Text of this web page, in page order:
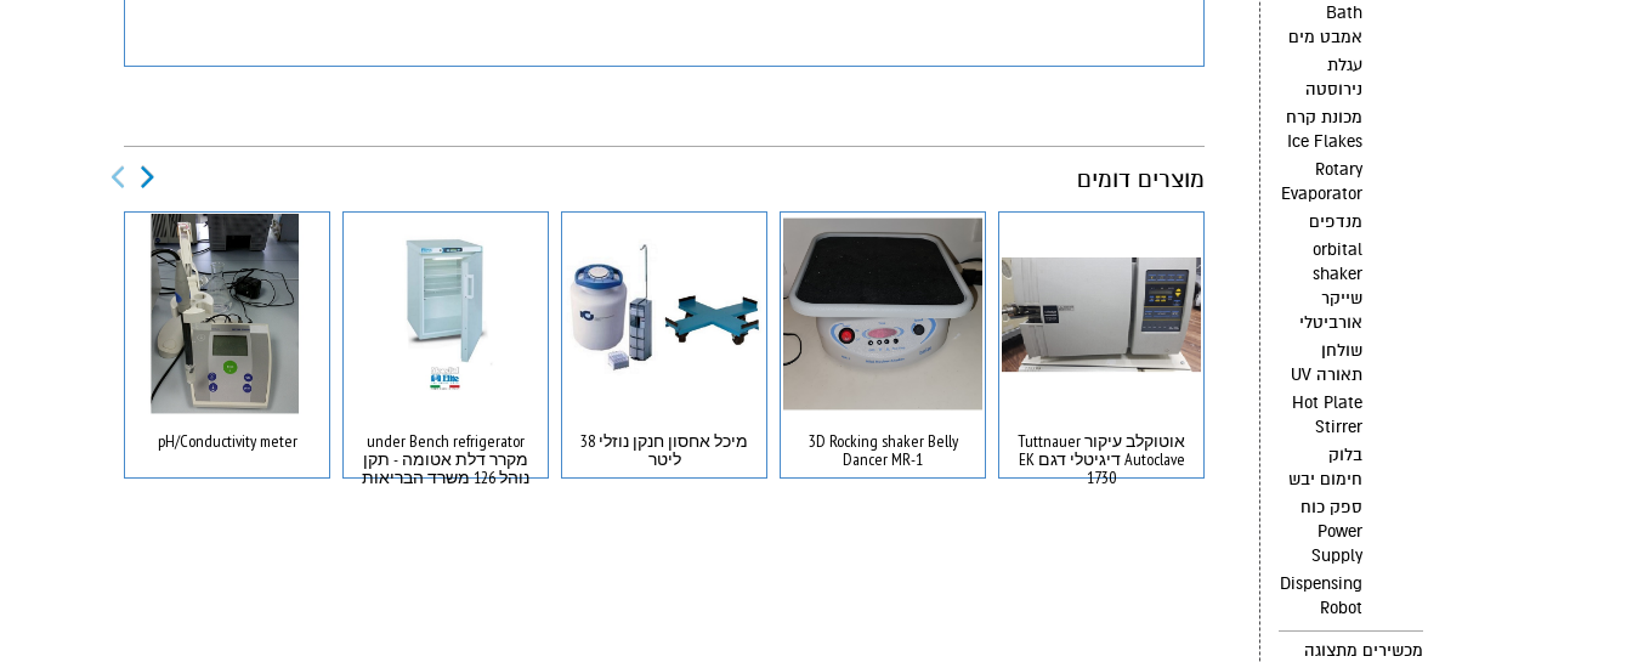
Bath
אמבט מים
עגלת
נירוסטה
מכונת קרח
Ice Flakes
Rotary
Evaporator
מנדפים
orbital
shaker
שייקר
אורביטלי
שולחן
תאורה UV
Hot Plate
Stirrer
בלוק
חימום יבש
ספק כוח
Power
Supply
Dispensing
Robot
מכשירים מתצוגה
מוצרים דומים
אוטוקלב עיקור Tuttnauer
Autoclave דיגיטלי דגם EK
1730
3D Rocking shaker Belly
Dancer MR-1
מיכל אחסון חנקן נוזלי 38
ליטר
under Bench refrigerator
מקרר דלת אטומה - תקן
נוהל 126 משרד הבריאות
pH/Conductivity meter